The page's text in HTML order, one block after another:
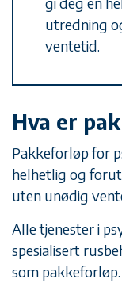
utredning
ventetid.
Hva er
Pakkeforløp for
helhetlig og
uten unødig
Alle tjenester i
spesialisert
som